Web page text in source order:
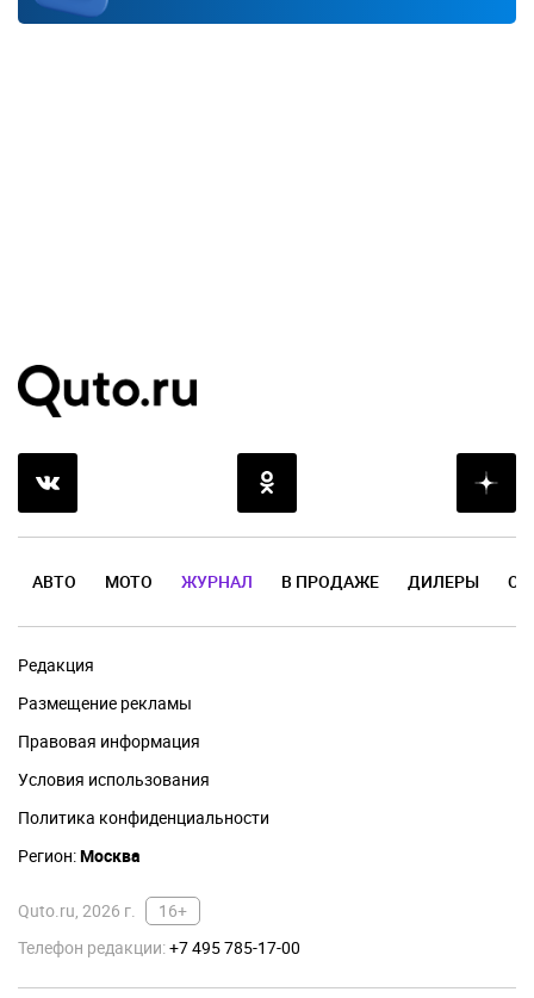
АВТО МОТО ЖУРНАЛ В ПРОДАЖЕ ДИЛЕРЫ
Редакция
Размещение рекламы
Правовая информация
Условия использования
Политика конфиденциальности
Регион:Москва
Quto.ru, 2026 г.
16+
Телефон редакции:+7 495 785-17-00